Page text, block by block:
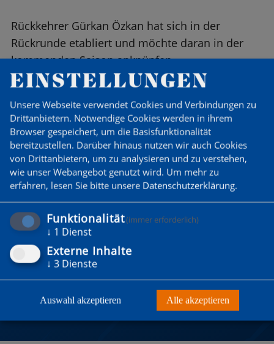
Rückkehrer Gürkan Özkan hat sich in der
Rückrunde etabliert und möchte daran in der
kommenden Saison anknüpfen.
geht in seine 4. Berlin-Liga Saison.
‹ Zurück zur Übersicht ›
DU WILLST MITGLIED
WERDEN?
Zum Probetraining anmelden
EINSTELLUNGEN
Unsere Webseite verwendet Cookies und Verbindungen zu
Drittanbietern. Notwendige Cookies werden in ihrem
Browser gespeichert, um die Basisfunktionalität
bereitzustellen. Darüber hinaus nutzen wir auch Cookies
von Drittanbietern, um zu analysieren und zu verstehen,
wie unser Webangebot genutzt wird. Um mehr zu
erfahren, lesen Sie bitte unsere Datenschutzerklärung.
Funktionalität(immer erforderlich)
↓ 1 Dienst
Externe Inhalte
↓ 3 Dienste
Auswahl akzeptieren Alle akzeptieren